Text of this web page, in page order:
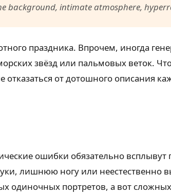
intimate atmosphere,
праздника. Впрочем, иногда
звёзд или пальмовых веток.
отказаться от дотошного описания
ошибки обязательно всплывут
лишнюю ногу или неестественно
одиночных портретов, а вот